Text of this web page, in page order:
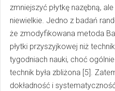
zmniejszyć płytkę nazębną,
niewielkie. Jedno z badań
że zmodyfikowana metoda
płytki przyszyjkowej niż
tygodniach nauki, choć
technik była zbliżona [5].
dokładność i